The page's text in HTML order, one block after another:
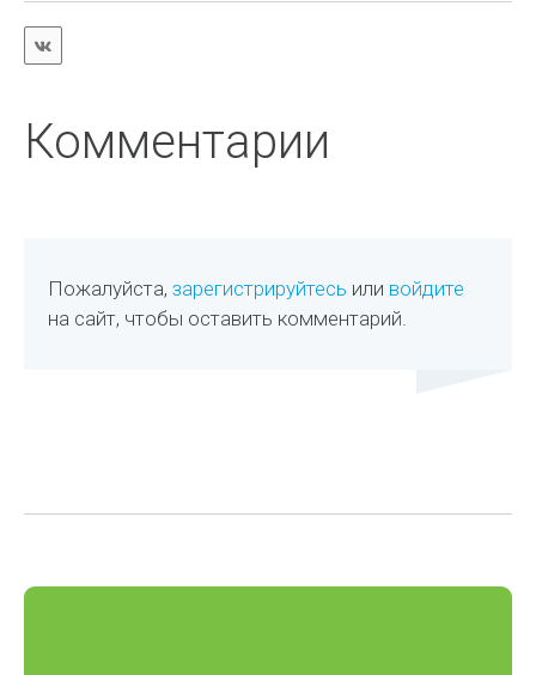
Комментарии
Пожалуйста,зарегистрируйтесь или войдите
на сайт, чтобы оставить комментарий.